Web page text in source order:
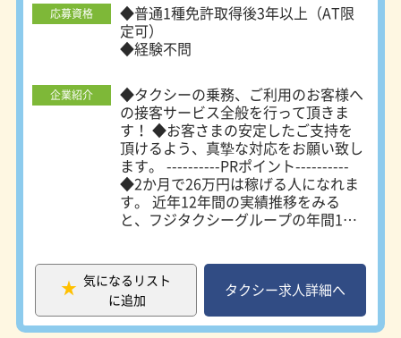
応募資格
◆普通1種免許取得後3年以上（AT限
定可）
◆経験不問
企業紹介
◆タクシーの乗務、ご利用のお客様へ
の接客サービス全般を行って頂きま
す！ ◆お客さまの安定したご支持を
頂けるよう、真摯な対応をお願い致し
ます。 ----------PRポイント----------
◆2か月で26万円は稼げる人になれま
す。 近年12年間の実績推移をみる
と、フジタクシーグループの年間1台
もUP！自身の努力次第で月収35万円
以上も実現可能です！非常に安定した
労働環境と言えるでしょう。 ◆頑張
り・意欲はしっかり評価 今までの業
気になるリスト
に追加
タクシー求人詳細へ